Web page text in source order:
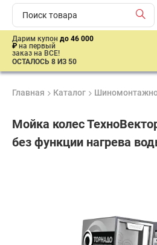
Дарим купон до 46 000
₽ на первый
заказ на ВСЕ!
ОСТАЛОСЬ 8 ИЗ 50
Главная Каталог
Мойка колес
без функции нагрева